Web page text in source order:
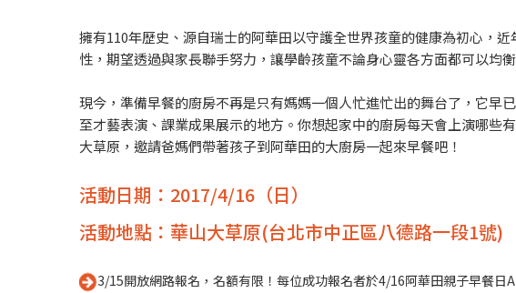
擁有110年歷史、源自瑞士的阿華田以守護全世界孩童的健康為初心，
性，期望透過與家長聯手努力，讓學齡孩童不論身心靈各方面都可以均
現今，準備早餐的廚房不再是只有媽媽一個人忙進忙出的舞台了，它早
至才藝表演、課業成果展示的地方。你想起家中的廚房每天會上演哪些
大草原，邀請爸媽們帶著孩子到阿華田的大廚房一起來早餐吧！
活動日期：2017/4/16（日）
活動地點：華山大草原(台北市中正區八德路一段1號)
3/15開放網路報名，名額有限！每位成功報名者於4/16阿華田親子早餐日